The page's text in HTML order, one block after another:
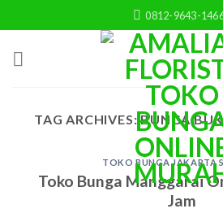
to
content
0812-9643-
TAG ARCHIVES:BUNGA
TOKO BUNGA JAKARTA
Toko Bunga Manggarai
Jam